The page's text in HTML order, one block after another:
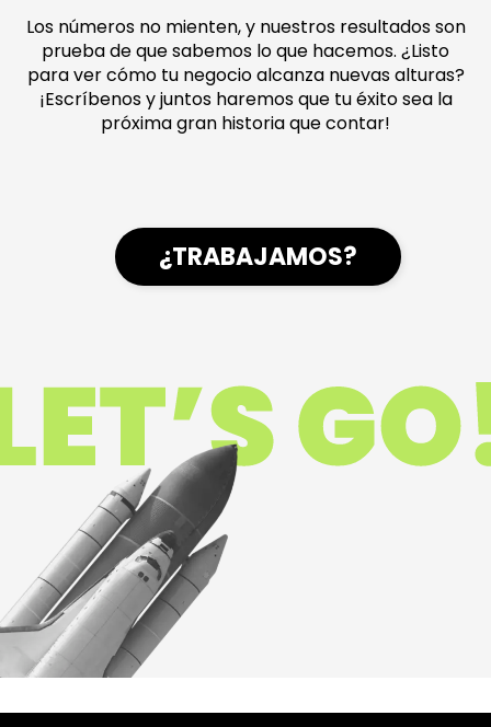
Los números no mienten, y nuestros resultados son
prueba de que sabemos lo que hacemos. ¿Listo
para ver cómo tu negocio alcanza nuevas alturas?
¡Escríbenos y juntos haremos que tu éxito sea la
próxima gran historia que contar!
¿TRABAJAMOS?